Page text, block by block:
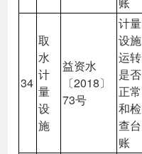
34
取
水
计
量
设
施
益资水
〔2018〕
73号
计量
设施
运转
是否
正常
和检
查台
账